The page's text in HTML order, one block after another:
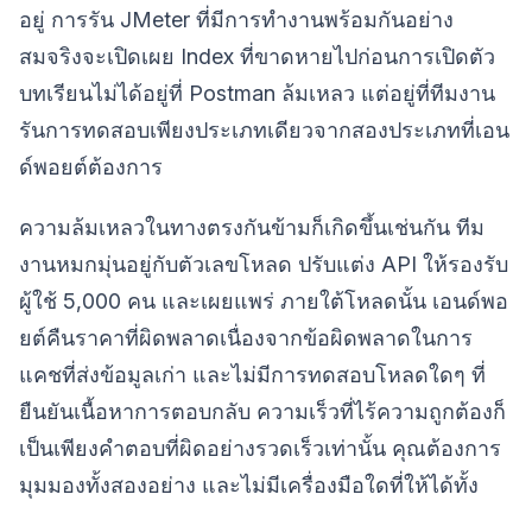
อยู่ การรัน JMeter ที่มีการทำงานพร้อมกันอย่าง
สมจริงจะเปิดเผย Index ที่ขาดหายไปก่อนการเปิดตัว
บทเรียนไม่ได้อยู่ที่ Postman ล้มเหลว แต่อยู่ที่ทีมงาน
รันการทดสอบเพียงประเภทเดียวจากสองประเภทที่เอน
ด์พอยต์ต้องการ
ความล้มเหลวในทางตรงกันข้ามก็เกิดขึ้นเช่นกัน ทีม
งานหมกมุ่นอยู่กับตัวเลขโหลด ปรับแต่ง API ให้รองรับ
ผู้ใช้ 5,000 คน และเผยแพร่ ภายใต้โหลดนั้น เอนด์พอ
ยต์คืนราคาที่ผิดพลาดเนื่องจากข้อผิดพลาดในการ
แคชที่ส่งข้อมูลเก่า และไม่มีการทดสอบโหลดใดๆ ที่
ยืนยันเนื้อหาการตอบกลับ ความเร็วที่ไร้ความถูกต้องก็
เป็นเพียงคำตอบที่ผิดอย่างรวดเร็วเท่านั้น คุณต้องการ
มุมมองทั้งสองอย่าง และไม่มีเครื่องมือใดที่ให้ได้ทั้ง